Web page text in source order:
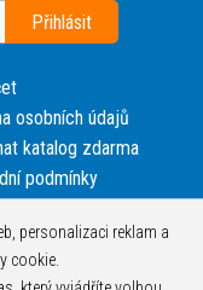
personalizaci reklam a
cookie.
osobních údajů
katalog zdarma
podmínky